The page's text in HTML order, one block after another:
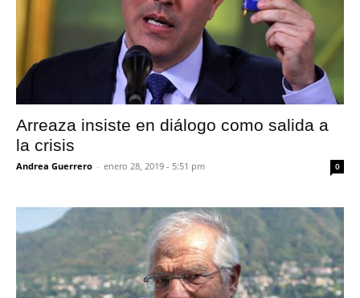
Arreaza insiste en diálogo como salida a
la crisis
Andrea Guerrero - enero 28, 2019 - 5:51 pm 0